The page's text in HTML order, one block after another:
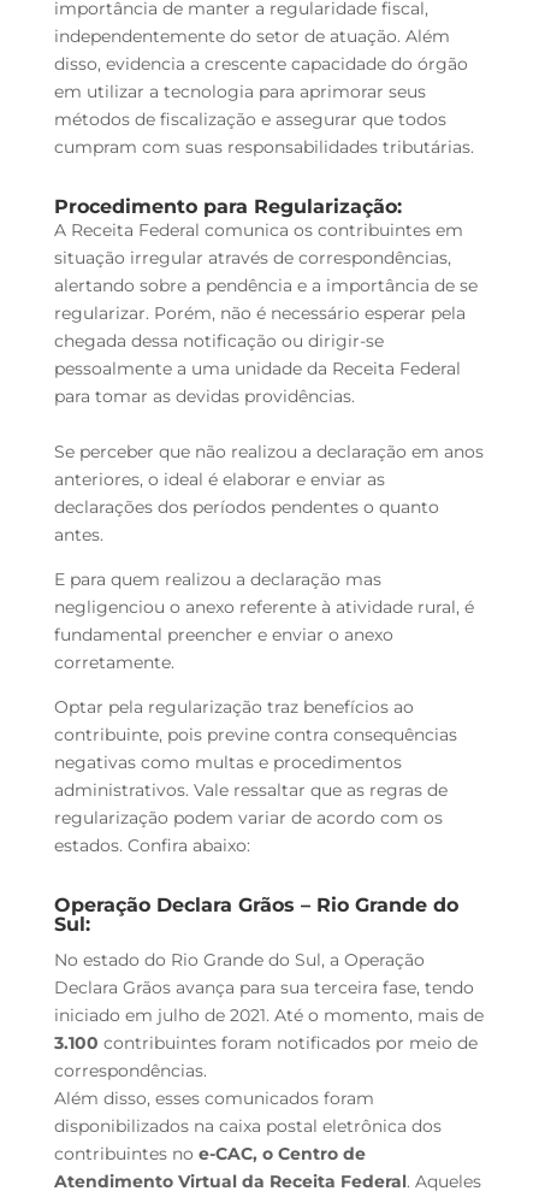
importância de manter a regularidade fiscal,
independentemente do setor de atuação. Além
disso, evidencia a crescente capacidade do órgão
em utilizar a tecnologia para aprimorar seus
métodos de fiscalização e assegurar que todos
cumpram com suas responsabilidades tributárias.
Procedimento para Regularização:
A Receita Federal comunica os contribuintes em
situação irregular através de correspondências,
alertando sobre a pendência e a importância de se
regularizar. Porém, não é necessário esperar pela
chegada dessa notificação ou dirigir-se
pessoalmente a uma unidade da Receita Federal
para tomar as devidas providências.
Se perceber que não realizou a declaração em anos
anteriores, o ideal é elaborar e enviar as
declarações dos períodos pendentes o quanto
antes.
E para quem realizou a declaração mas
negligenciou o anexo referente à atividade rural, é
fundamental preencher e enviar o anexo
corretamente.
Optar pela regularização traz benefícios ao
contribuinte, pois previne contra consequências
negativas como multas e procedimentos
administrativos. Vale ressaltar que as regras de
regularização podem variar de acordo com os
estados. Confira abaixo:
Operação Declara Grãos – Rio Grande do
Sul:
No estado do Rio Grande do Sul, a Operação
Declara Grãos avança para sua terceira fase, tendo
iniciado em julho de 2021. Até o momento, mais de
3.100 contribuintes foram notificados por meio de
correspondências.
Além disso, esses comunicados foram
disponibilizados na caixa postal eletrônica dos
contribuintes no e-CAC, o Centro de
Atendimento Virtual da Receita Federal. Aqueles